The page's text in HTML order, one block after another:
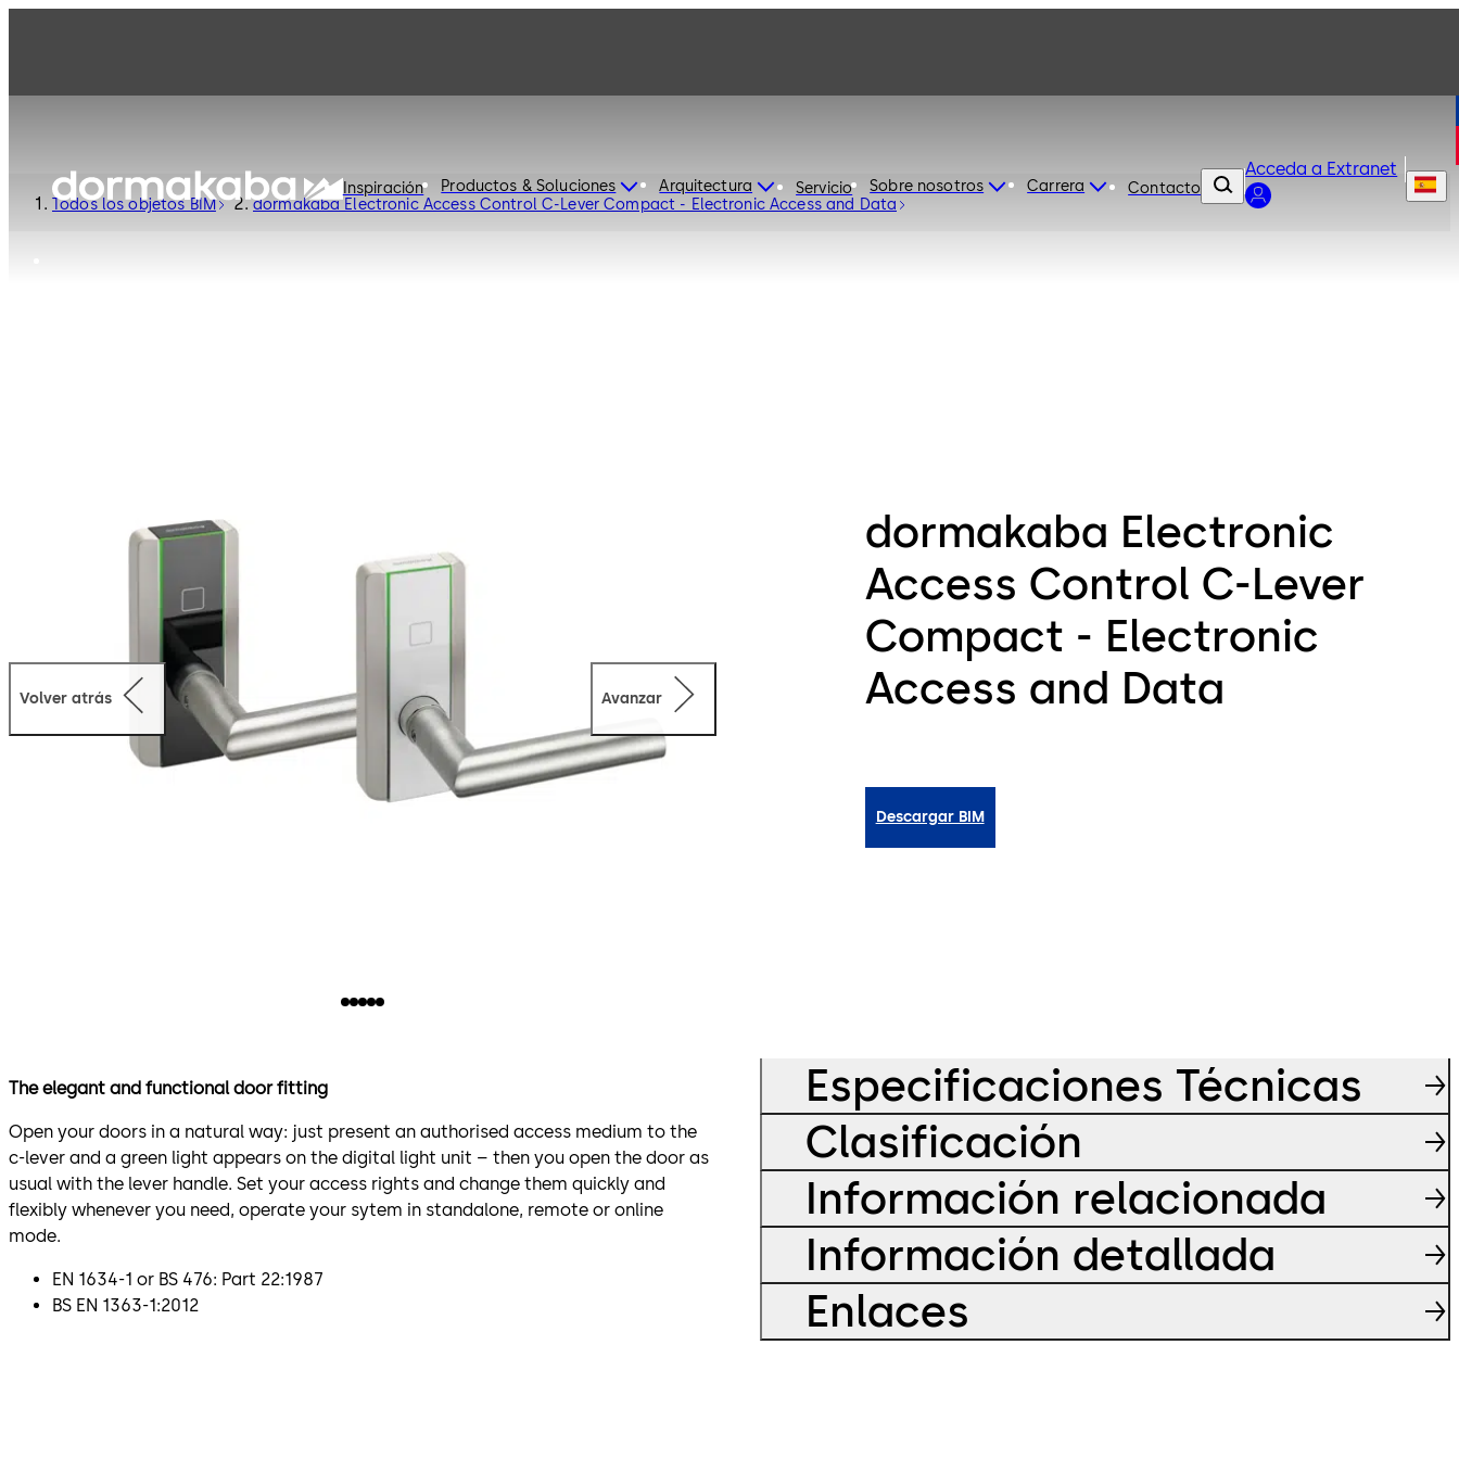
Inspiración Productos & Soluciones Arquitectura Servicio Sobre nosotros Carrera Contacto
Acceda a Extranet
Todos los objetos BIM dormakaba Electronic Access Control C-Lever Compact - Electronic Access and Data
dormakaba Electronic
Access Control C-Lever
Compact - Electronic
Access and Data
Descargar BIM
Volver atrás Avanzar
The elegant and functional door fitting
Open your doors in a natural way: just present an authorised access medium to the
c-lever and a green light appears on the digital light unit – then you open the door as
usual with the lever handle. Set your access rights and change them quickly and
flexibly whenever you need, operate your sytem in standalone, remote or online
mode.
EN 1634-1 or BS 476: Part 22:1987
BS EN 1363-1:2012
Especificaciones Técnicas
Clasificación
Información relacionada
Información detallada
Enlaces